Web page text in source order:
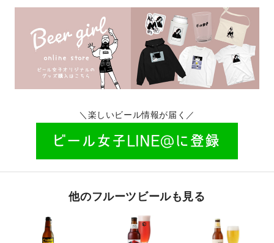
＼楽しいビール情報が届く／
他のフルーツビールも見る